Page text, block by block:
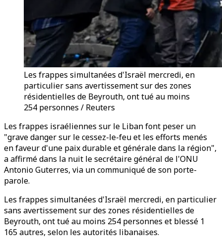
Les frappes simultanées d'Israël mercredi, en
particulier sans avertissement sur des zones
résidentielles de Beyrouth, ont tué au moins
254 personnes / Reuters
Les frappes israéliennes sur le Liban font peser un
"grave danger sur le cessez-le-feu et les efforts menés
en faveur d'une paix durable et générale dans la région",
a affirmé dans la nuit le secrétaire général de l'ONU
Antonio Guterres, via un communiqué de son porte-
parole.
Les frappes simultanées d'Israël mercredi, en particulier
sans avertissement sur des zones résidentielles de
Beyrouth, ont tué au moins 254 personnes et blessé 1
165 autres, selon les autorités libanaises.